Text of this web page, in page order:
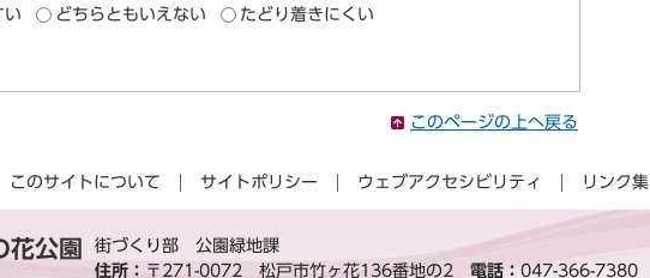
い どちらともいえない たどり着きにくい
このページの上へ戻る
このサイトについて サイトポリシー ウェブアクセシビリティ リンク集
花公園
街づくり部 公園緑地課
住所： 〒271-0072 松戸市竹ヶ花136番地の2 電話： 047-366-7380